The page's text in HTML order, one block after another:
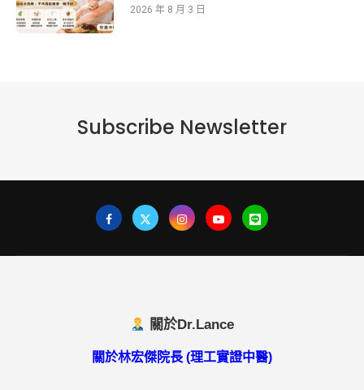
2026 年 8 月 3 日
Subscribe Newsletter
關於Dr.Lance
關於林宏傑院長 (理工實證中醫)